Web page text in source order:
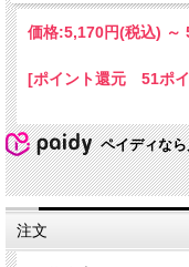
価格:5,170円(税込) ～
[ポイント還元 51ポ
ペイディな
注文